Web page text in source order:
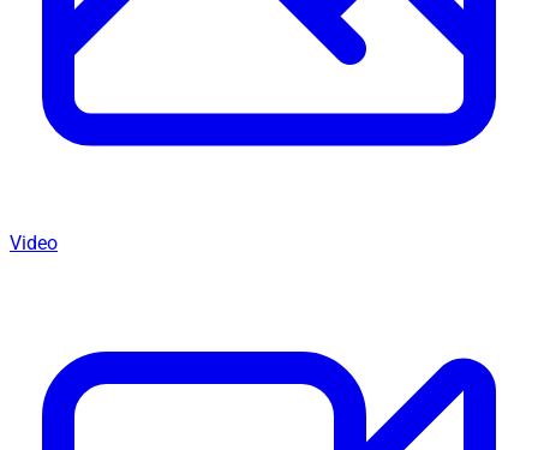
Video